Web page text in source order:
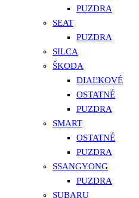
PUZDRA
SEAT
PUZDRA
SILCA
ŠKODA
DIAĽKOVÉ
OSTATNÉ
PUZDRA
SMART
OSTATNÉ
PUZDRA
SSANGYONG
PUZDRA
SUBARU